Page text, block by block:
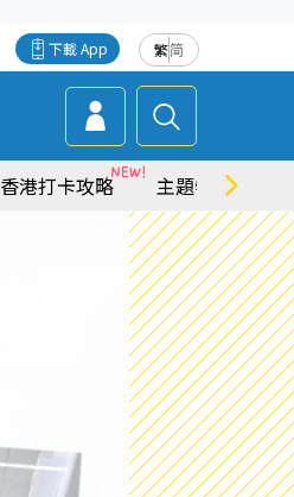
繁简
下載 App
香港打卡攻略 主題特集